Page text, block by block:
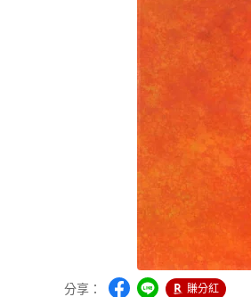
分享： 賺分紅